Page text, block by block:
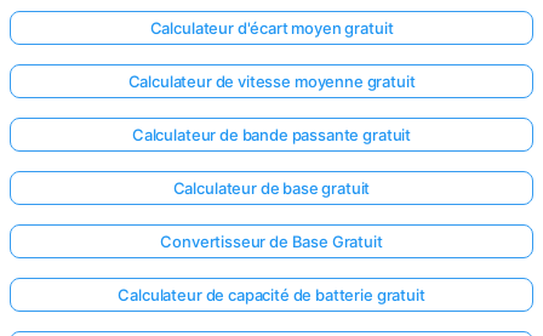
le
Posez
votre
Calculateur d'écart moyen gratuit
Calculateur de vitesse moyenne gratuit
Calculateur de bande passante gratuit
Calculateur de base gratuit
Convertisseur de Base Gratuit
Calculateur de capacité de batterie gratuit